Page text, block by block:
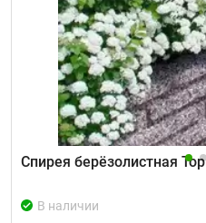
Спирея берёзолистная Тор
В наличии